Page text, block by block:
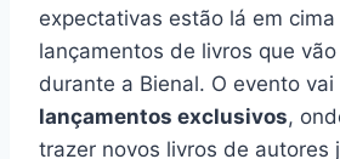
expectativas estão lá em cima
lançamentos de livros que
durante a Bienal. O evento
lançamentos exclusivos,
trazer novos livros de autores